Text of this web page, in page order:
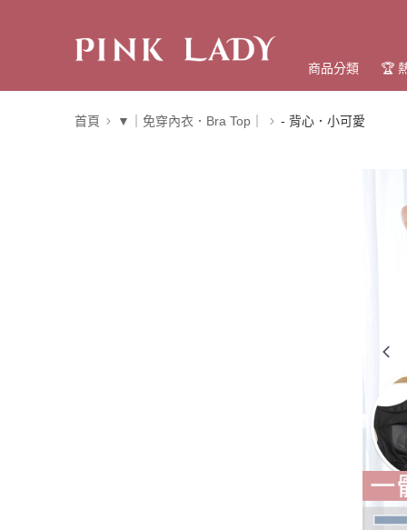
商品分類 🏆
首頁 ▼｜免穿內衣．Bra Top｜ - 背心．小可愛